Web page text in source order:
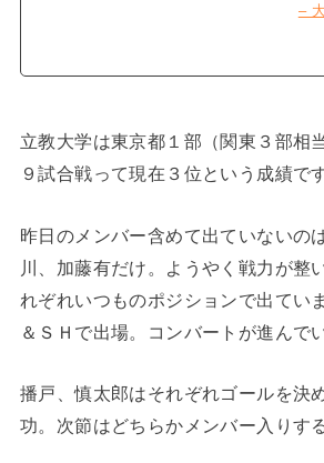
–
立教大学は東京都１部（関東３部相
９試合戦って現在３位という成績です
昨日のメンバー含めて出ていないの
川、加藤有だけ。ようやく戦力が
れぞれいつものポジションで出てい
＆ＳＨで出場。コンバートが進んで
播戸、慎太郎はそれぞれゴールを決
功。次節はどちらかメンバー入りす